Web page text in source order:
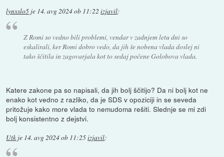
lynxslo5 je 14. avg 2024 ob 11:22 izjavil:
Z Romi so vedno bili problemi, vendar v zadnjem letu dni so
eskalirali, ker Romi dobro vedo, da jih še nobena vlada doslej ni
tako ščitila in zagovarjala kot to sedaj počene Golobova vlada.
Katere zakone pa so napisali, da jih bolj ščitijo? Da ni bolj kot ne
enako kot vedno z razliko, da je SDS v opoziciji in se seveda
pritožuje kako more vlada to nemudoma rešiti. Slednje se mi zdi
bolj konsistentno z dejstvi.
Utk je 14. avg 2024 ob 11:25izjavil: